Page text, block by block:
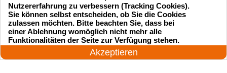
Startseite Einsatzgebiete
Preise
24 Stunden am Tag
Akzeptieren
Nutzererfahrung zu verbessern (Tracking Cookies).
Sie können selbst entscheiden, ob Sie die Cookies
zulassen möchten. Bitte beachten Sie, dass bei
einer Ablehnung womöglich nicht mehr alle
Funktionalitäten der Seite zur Verfügung stehen.